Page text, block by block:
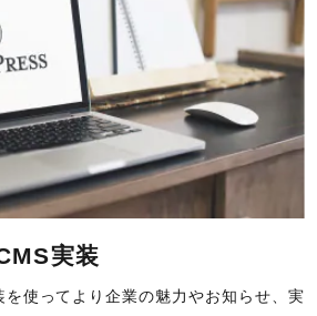
実装
使ってより企業の魅力やお知らせ、実